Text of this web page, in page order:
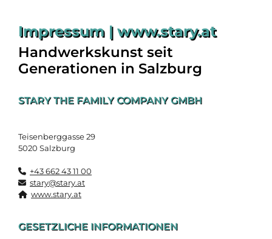
Impressum | www.stary.at
Handwerkskunst seit
Generationen in Salzburg
STARY THE FAMILY COMPANY GMBH
Teisenberggasse 29
5020 Salzburg
+43 662 43 11 00
stary@stary.at
www.stary.at
GESETZLICHE INFORMATIONEN